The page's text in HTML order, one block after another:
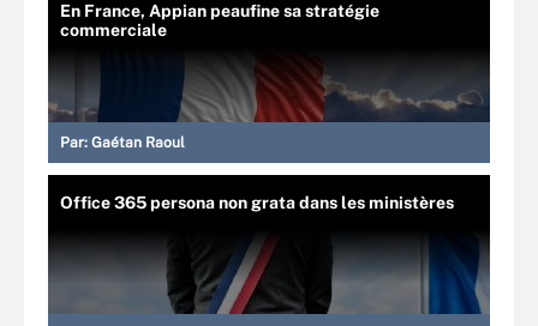
En France, Appian peaufine sa stratégie
commerciale
Par: Gaétan Raoul
Office 365 persona non grata dans les ministères